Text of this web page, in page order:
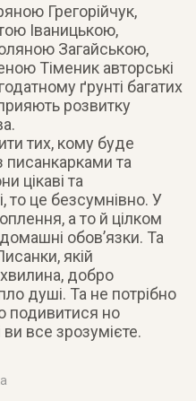
Грегорійчук,
Іваницькою,
Загайською,
Тіменик авторські
ґрунті багатих
розвитку
тих, кому буде
та
цікаві та
то це безсумнівно. У
а то й цілком
обов’язки. Та
якій
добро
душі. Та не потрібно
подивитися но
ви все зрозумієте.